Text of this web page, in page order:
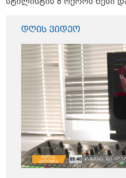
09:00 / 07-08-2026
18 წელი აგვისტოს
მოვლენების
შესაძლოა, აღარ
დღის ვიდეო